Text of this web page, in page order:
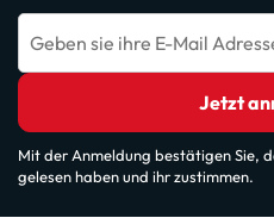
Geben sie ihre E-Mail
Jetzt
Mit der Anmeldung bestätigen Sie,
gelesen haben und ihr zustimmen.